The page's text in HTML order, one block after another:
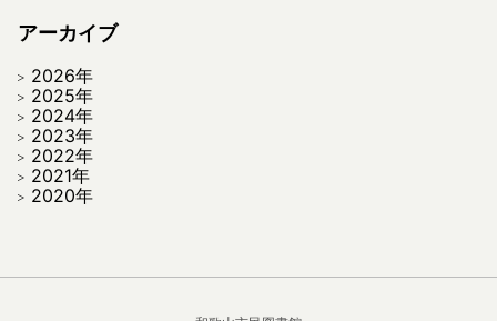
アーカイブ
2026年
2025年
2024年
2023年
2022年
2021年
2020年